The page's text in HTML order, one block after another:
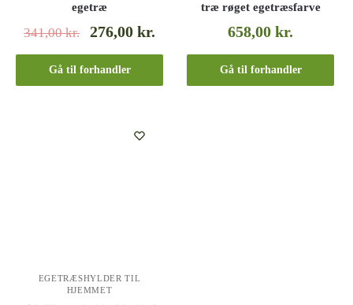
egetræ
341,00kr. 276,00kr.
Gå til forhandler
træ røget egetræsfarve
658,00kr.
Gå til forhandler
EGETRÆSHYLDER TIL
HJEMMET